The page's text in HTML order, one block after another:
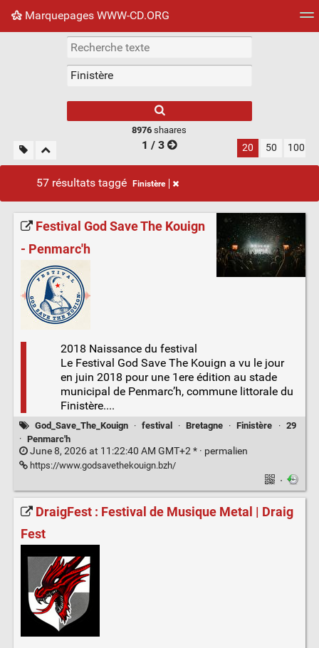
Marquepages WWW-CD.ORG
Nuage de tags Mur d'images
8976 shaares
1 / 3 20 50 100
57 résultats taggé Finistère
Festival God Save The Kouign
- Penmarc'h
2018 Naissance du festival
Le Festival God Save The Kouign a vu le jour
en juin 2018 pour une 1ere édition au stade
municipal de Penmarc’h, commune littorale du
Finistère....
God_Save_The_Kouign · festival · Bretagne · Finistère · 29
· Penmarc'h
June 8, 2026 at 11:22:40 AM GMT+2 * · permalien
https://www.godsavethekouign.bzh/
·
DraigFest : Festival de Musique Metal | Draig
Fest